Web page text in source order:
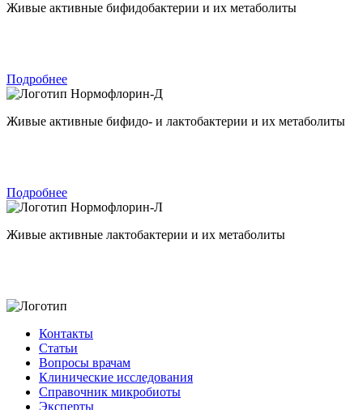
Живые активные бифидобактерии и их метаболиты
Подробнее
Нормофлорин-Д
Живые активные бифидо- и лактобактерии и их метаболиты
Подробнее
Нормофлорин-Л
Живые активные лактобактерии и их метаболиты
Контакты
Статьи
Вопросы врачам
Клинические исследования
Справочник микробиоты
Эксперты